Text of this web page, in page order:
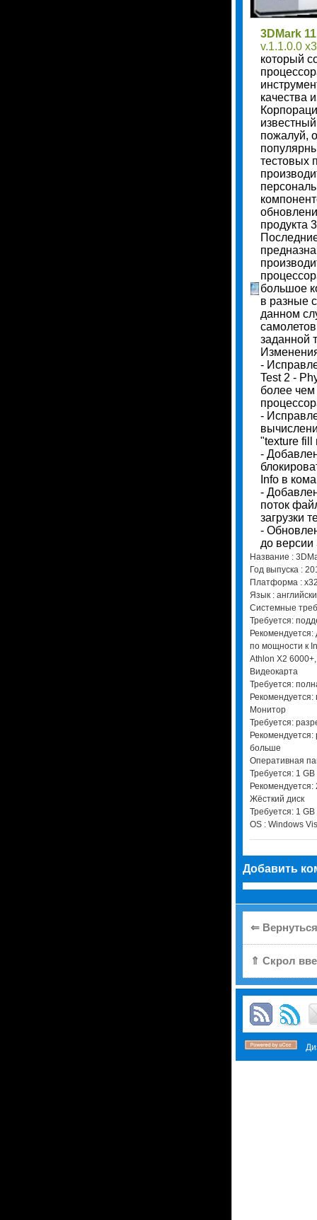
3DMark
v.1.1.0.0
который
качества
пожалуй,
тестовых
продукта
большое
в разные
данном
заданной
-
Test 2 -
более чем
-
"texture fill
-
Info в
-
поток
загрузки
-
до версии
Hазвание :
Год выпуска :
Платформа :
Язык :
Системные
Требуется:
по мощности к
Athlon X2
Видеокарта
Требуется:
Монитор
Требуется:
больше
Оперативная
Требуется: 1 GB
Жёсткий диск
Требуется: 1 GB
OS : Windows
Добавить
⇐
⇑ Скрол